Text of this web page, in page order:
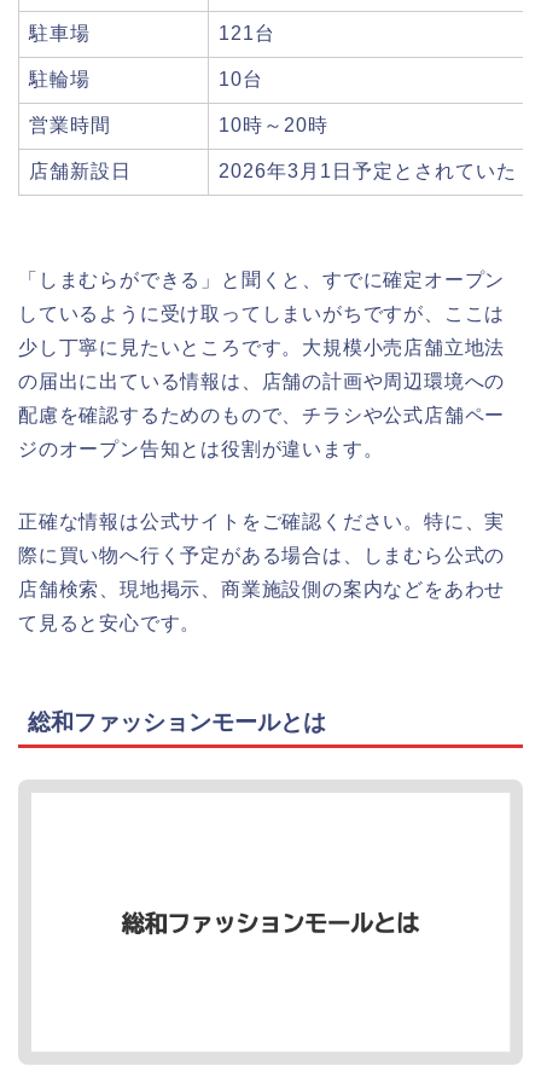
駐車場 121台
駐輪場 10台
営業時間 10時～20時
店舗新設日 2026年3月1日予定とされていた
「しまむらができる」と聞くと、すでに確定オープン
しているように受け取ってしまいがちですが、ここは
少し丁寧に見たいところです。大規模小売店舗立地法
の届出に出ている情報は、店舗の計画や周辺環境への
配慮を確認するためのもので、チラシや公式店舗ペー
ジのオープン告知とは役割が違います。
正確な情報は公式サイトをご確認ください。特に、実
際に買い物へ行く予定がある場合は、しまむら公式の
店舗検索、現地掲示、商業施設側の案内などをあわせ
て見ると安心です。
総和ファッションモールとは